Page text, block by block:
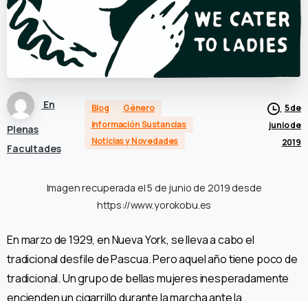
En
Plenas
Facultades
Blog
Género
Información Sustancias
Noticias y Novedades
5 de
junio de
2019
Imagen recuperada el 5 de junio de 2019 desde
https://www.yorokobu.es
En marzo de 1929, en Nueva York, se lleva a cabo el
tradicional desfile de Pascua. Pero aquel año tiene poco de
tradicional. Un grupo de bellas mujeres inesperadamente
encienden un cigarrillo durante la marcha ante la